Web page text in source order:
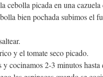
cebolla picada en una
bien pochada subimos el
y el tomate seco picado.
y cocinamos 2-3 minutos